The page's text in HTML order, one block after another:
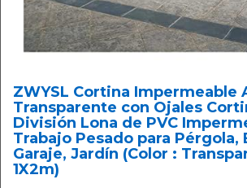
ZWYSL Cortina Impermeable
Transparente con Ojales
División Lona de PVC
Trabajo Pesado para Pérgola,
Garaje, Jardín (Color :
1X2m)